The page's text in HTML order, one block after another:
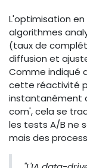
L'optimisation
algorithmes
(taux de
diffusion et
Comme indiqué
cette réactivité
instantanément
com', cela se
les tests A/B ne
mais des